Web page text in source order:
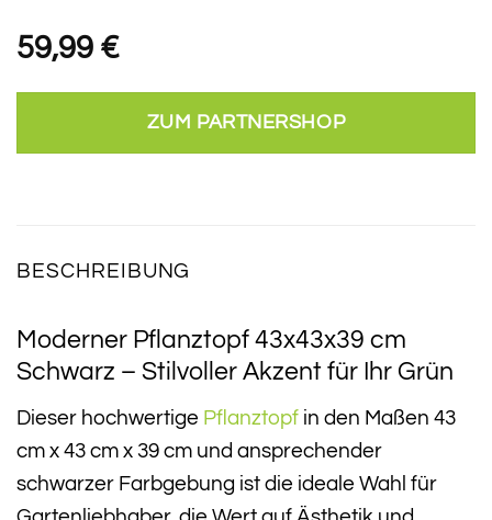
59,99 €
ZUM PARTNERSHOP
BESCHREIBUNG
Moderner Pflanztopf 43x43x39 cm
Schwarz – Stilvoller Akzent für Ihr Grün
Dieser hochwertige Pflanztopf in den Maßen 43
cm x 43 cm x 39 cm und ansprechender
schwarzer Farbgebung ist die ideale Wahl für